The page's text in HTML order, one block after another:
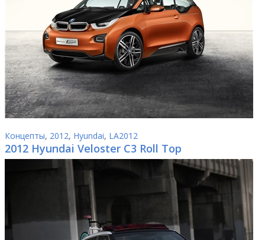
Концепты, 2012, Hyundai, LA2012
2012 Hyundai Veloster C3 Roll Top